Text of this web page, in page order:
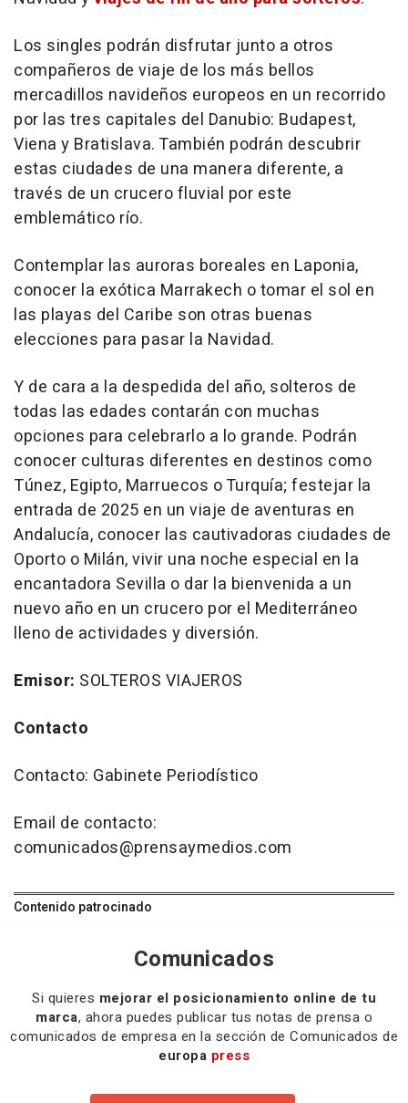
Los singles podrán disfrutar junto a otros
compañeros de viaje de los más bellos
mercadillos navideños europeos en un recorrido
por las tres capitales del Danubio: Budapest,
Viena y Bratislava. También podrán descubrir
estas ciudades de una manera diferente, a
través de un crucero fluvial por este
emblemático río.
Contemplar las auroras boreales en Laponia,
conocer la exótica Marrakech o tomar el sol en
las playas del Caribe son otras buenas
elecciones para pasar la Navidad.
Y de cara a la despedida del año, solteros de
todas las edades contarán con muchas
opciones para celebrarlo a lo grande. Podrán
conocer culturas diferentes en destinos como
Túnez, Egipto, Marruecos o Turquía; festejar la
entrada de 2025 en un viaje de aventuras en
Andalucía, conocer las cautivadoras ciudades de
Oporto o Milán, vivir una noche especial en la
encantadora Sevilla o dar la bienvenida a un
nuevo año en un crucero por el Mediterráneo
lleno de actividades y diversión.
Emisor: SOLTEROS VIAJEROS
Contacto
Contacto: Gabinete Periodístico
Email de contacto:
comunicados@prensaymedios.com
Contenido patrocinado
Comunicados
Si quieres mejorar el posicionamiento online de tu
marca, ahora puedes publicar tus notas de prensa o
comunicados de empresa en la sección de Comunicados de
europa press